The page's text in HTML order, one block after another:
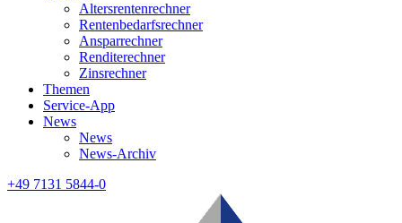
Altersrentenrechner
Rentenbedarfsrechner
Ansparrechner
Renditerechner
Zinsrechner
Themen
Service-App
News
News
News-Archiv
+49 7131 5844-0